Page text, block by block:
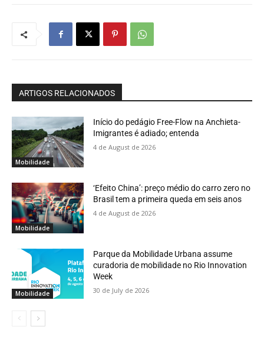
ARTIGOS RELACIONADOS
Mobilidade
Início do pedágio Free-Flow na Anchieta-
Imigrantes é adiado; entenda
4 de August de 2026
Mobilidade
‘Efeito China’: preço médio do carro zero no
Brasil tem a primeira queda em seis anos
4 de August de 2026
Mobilidade
Parque da Mobilidade Urbana assume
curadoria de mobilidade no Rio Innovation
Week
30 de July de 2026